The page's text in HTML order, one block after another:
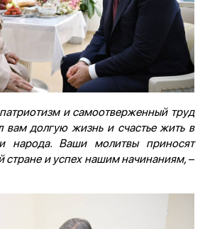
и самоотверженный труд
вам долгую жизнь и счастье жить в
народа. Ваши молитвы приносят
стране и успех нашим начинаниям,–